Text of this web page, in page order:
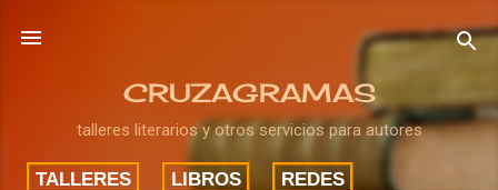
CRUZAGRAMAS
talleres literarios y otros servicios para autores
TALLERES LIBROS
REDES